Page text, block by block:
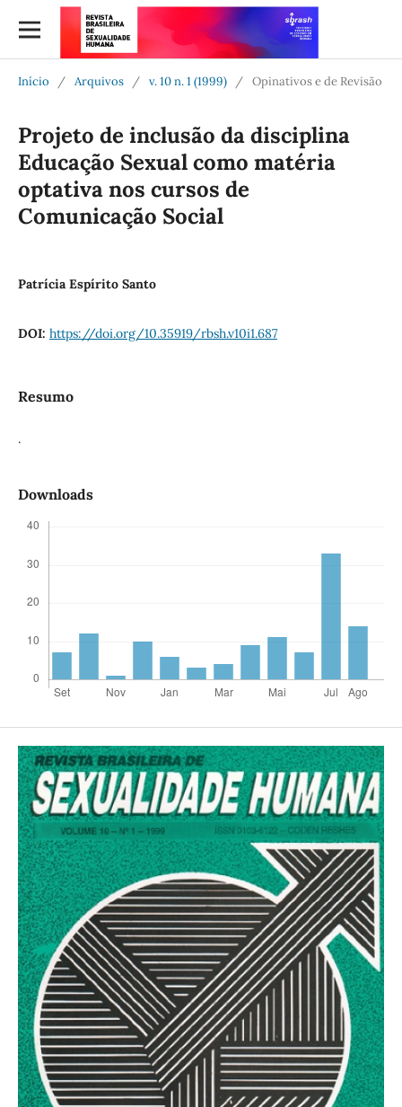
Início / Arquivos / v. 10 n. 1 (1999) / Opinativos e de Revisão
Projeto de inclusão da disciplina
Educação Sexual como matéria
optativa nos cursos de
Comunicação Social
Patrícia Espírito Santo
DOI: https://doi.org/10.35919/rbsh.v10i1.687
Resumo
.
Downloads